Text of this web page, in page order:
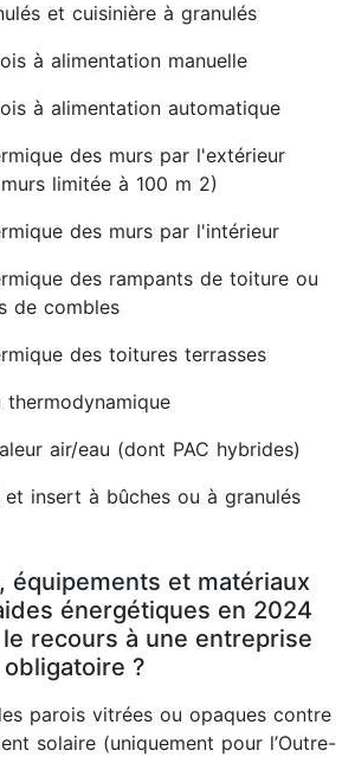
et cuisinière à granulés
à alimentation manuelle
à alimentation automatique
des murs par l'extérieur
limitée à 100 m 2)
des murs par l'intérieur
des rampants de toiture ou
de combles
des toitures terrasses
thermodynamique
air/eau (dont PAC hybrides)
et insert à bûches ou à granulés
équipements et matériaux
énergétiques en 2024
recours à une entreprise
obligatoire ?
parois vitrées ou opaques contre
solaire (uniquement pour l’Outre-